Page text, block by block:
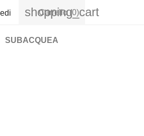
shopping_cart
Carrello (0)
SUBACQUEA